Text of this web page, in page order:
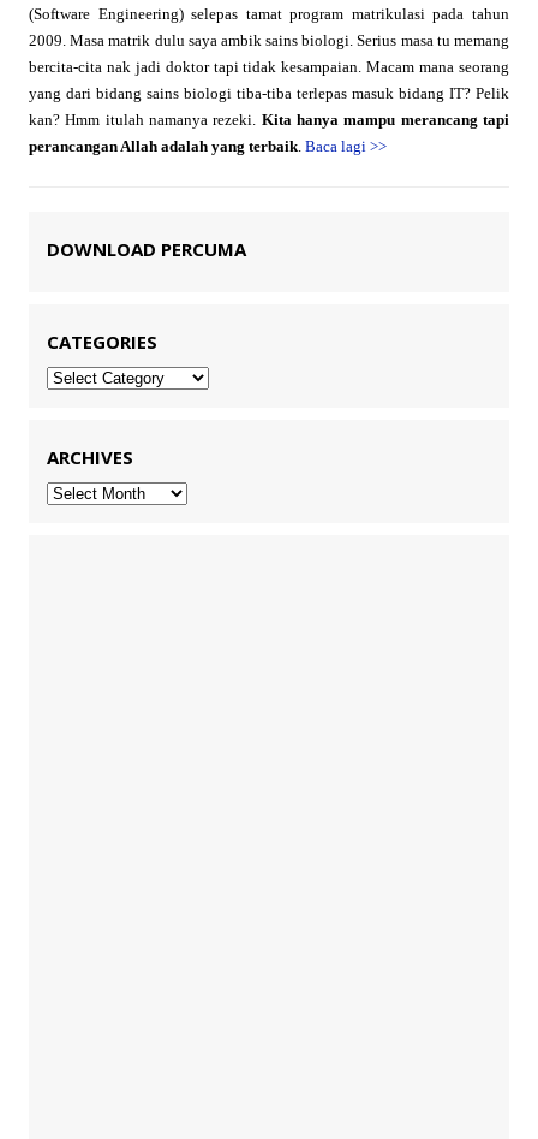
(Software Engineering) selepas tamat program matrikulasi pada tahun
2009. Masa matrik dulu saya ambik sains biologi. Serius masa tu memang
bercita-cita nak jadi doktor tapi tidak kesampaian. Macam mana seorang
yang dari bidang sains biologi tiba-tiba terlepas masuk bidang IT? Pelik
kan? Hmm itulah namanya rezeki. Kita hanya mampu merancang tapi
perancangan Allah adalah yang terbaik. Baca lagi >>
DOWNLOAD PERCUMA
CATEGORIES
Categories
ARCHIVES
Archives